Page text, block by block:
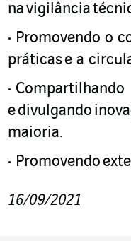
navigilância
Promovendo o
práticase a
Compartilhando
edivulgando
maioria.
Promovendo
16/09/2021